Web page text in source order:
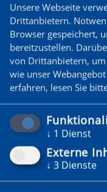
Unsere Webseite
Drittanbietern.
Browser gespeichert,
bereitzustellen.
von Drittanbietern,
wie unser
erfahren, lesen Sie
↓ 1 Dienst
Externe
↓ 3 Dienste